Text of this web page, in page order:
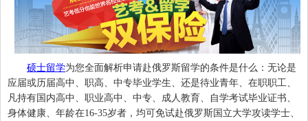
硕士留学为您全面解析申请赴俄罗斯留学的条件是什么：无论是
应届或历届高中、职高、中专毕业学生、还是待业青年、在职职工、
凡持有国内高中、职业高中、中专、成人教育、自学考试毕业证书、
身体健康、年龄在16-35岁者，均可免试赴俄罗斯国立大学攻读学士、